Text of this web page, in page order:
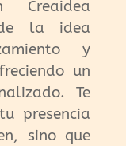
la idea
y
un
Te
presencia
sino que